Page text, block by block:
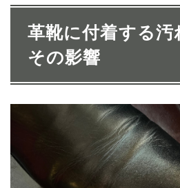
革靴に付着する汚
その影響